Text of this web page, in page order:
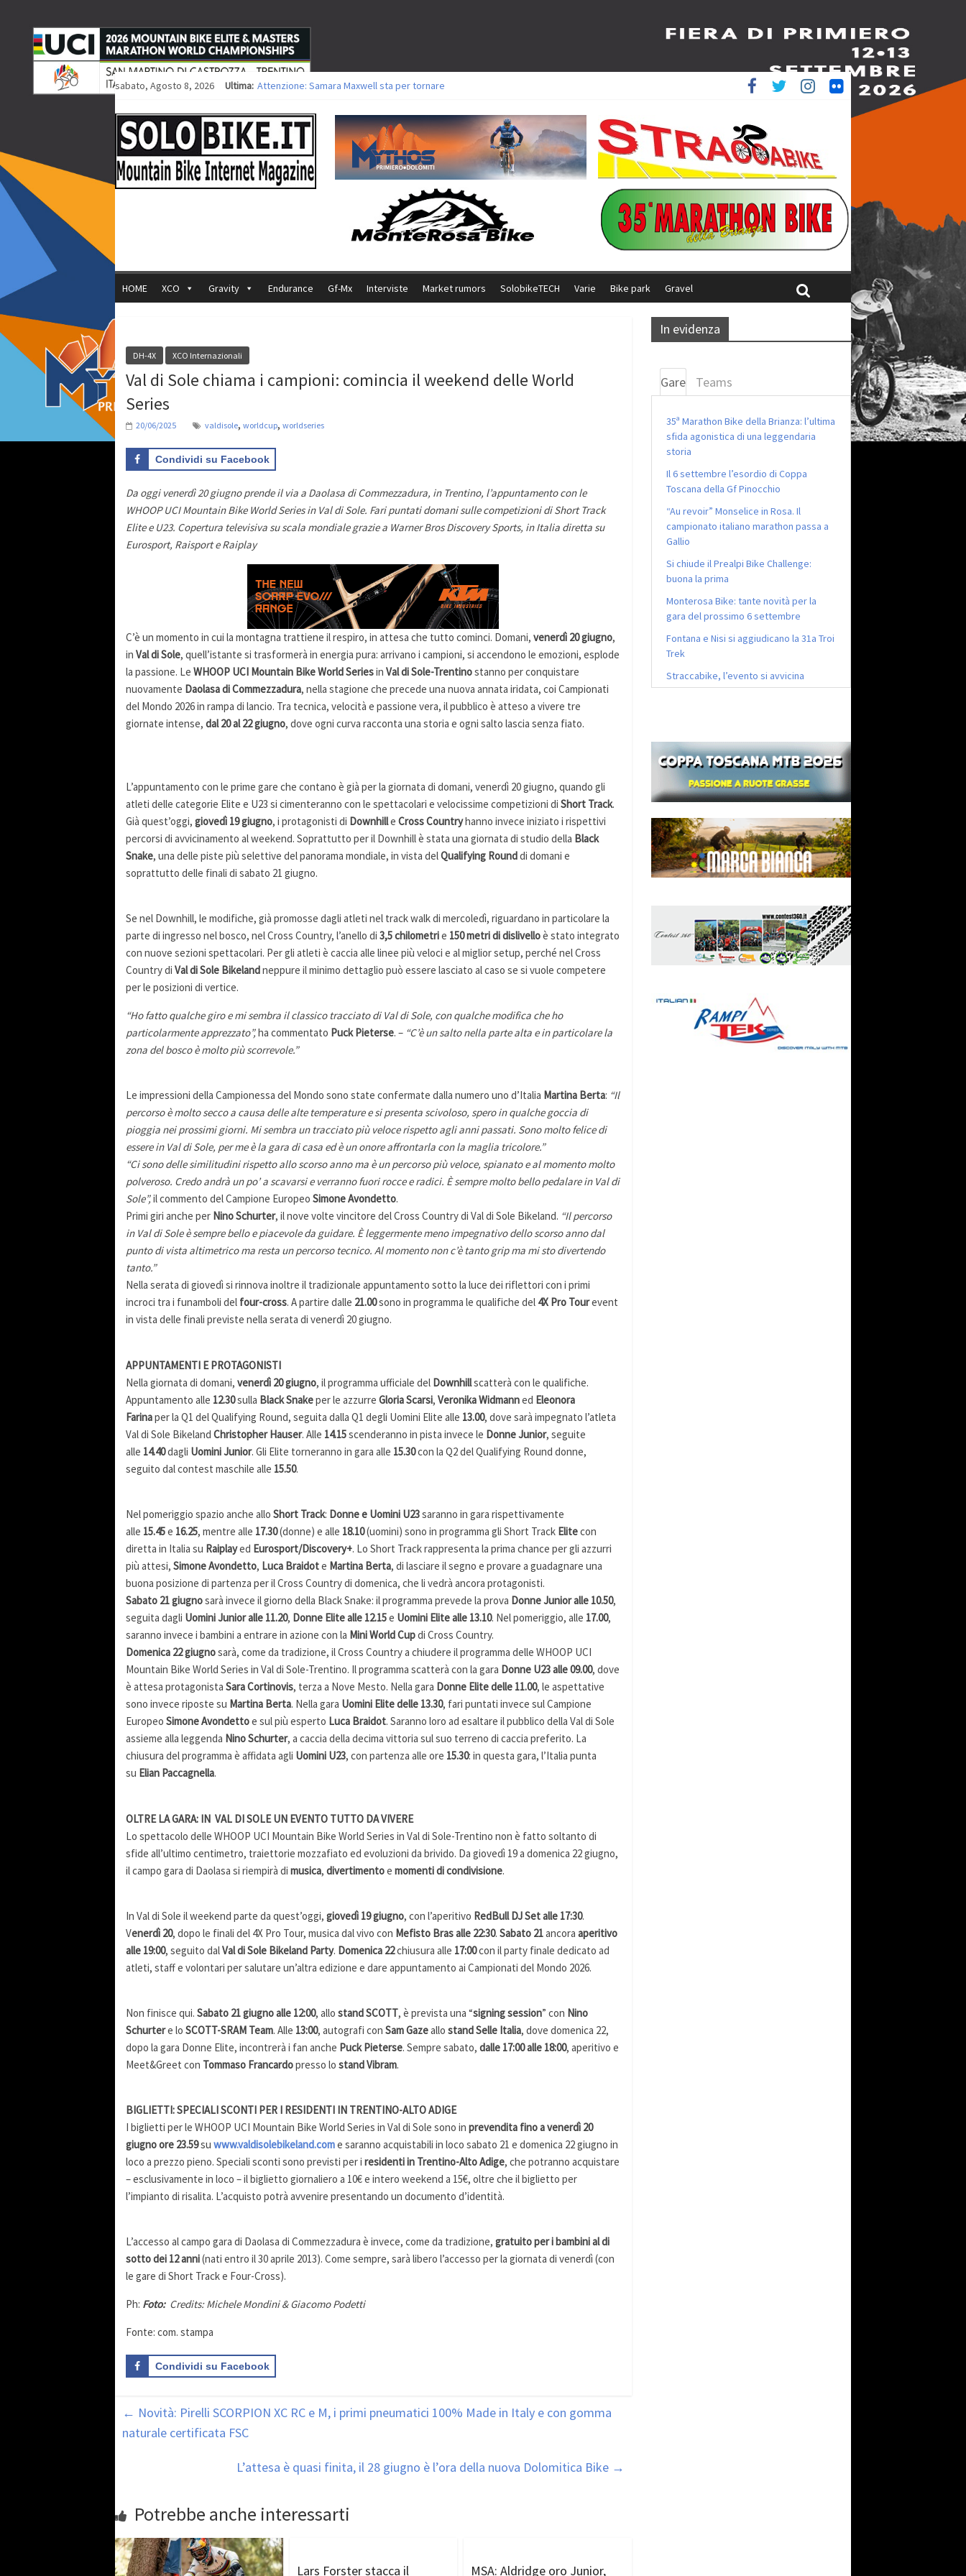
sabato, Agosto 8, 2026 Ultima: Attenzione: Samara Maxwell sta per tornare
Europei XCO: vittorie per Ghibaudo, Grossmann e Gallis. Signorelli 5^ la migliore tra gli italiani
35ª Marathon Bike della Brianza: l’ultima sfida agonistica di una leggendaria storia
Europei MTB: il Team Relay firma il secondo argento azzurro a Monteceneri
HOME XCO Gravity Endurance Gf-Mx Interviste Market rumors SolobikeTECH Varie Bike park Gravel
DH-4X XCO Internazionali
Val di Sole chiama i campioni: comincia il weekend delle World
Series
20/06/2025 valdisole, worldcup, worldseries
Condividi su Facebook
Da oggi venerdì 20 giugno prende il via a Daolasa di Commezzadura, in Trentino, l’appuntamento con le
WHOOP UCI Mountain Bike World Series in Val di Sole. Fari puntati domani sulle competizioni di Short Track
Elite e U23. Copertura televisiva su scala mondiale grazie a Warner Bros Discovery Sports, in Italia diretta su
Eurosport, Raisport e Raiplay
C’è un momento in cui la montagna trattiene il respiro, in attesa che tutto cominci. Domani, venerdì 20 giugno,
in Val di Sole, quell’istante si trasformerà in energia pura: arrivano i campioni, si accendono le emozioni, esplode
la passione. Le WHOOP UCI Mountain Bike World Seriesin Val di Sole-Trentinostanno per conquistare
nuovamente Daolasa di Commezzadura, nella stagione che precede una nuova annata iridata, coi Campionati
del Mondo 2026 in rampa di lancio. Tra tecnica, velocità e passione vera, il pubblico è atteso a vivere tre
giornate intense, dal 20 al 22 giugno, dove ogni curva racconta una storia e ogni salto lascia senza fiato.
L’appuntamento con le prime gare che contano è già per la giornata di domani, venerdì 20 giugno, quando gli
atleti delle categorie Elite e U23 si cimenteranno con le spettacolari e velocissime competizioni di Short Track.
Già quest’oggi, giovedì 19 giugno, i protagonisti di Downhille Cross Countryhanno invece iniziato i rispettivi
percorsi di avvicinamento al weekend. Soprattutto per il Downhill è stata una giornata di studio della Black
Snake, una delle piste più selettive del panorama mondiale, in vista delQualifying Rounddi domani e
soprattutto delle finali di sabato 21 giugno.
Se nel Downhill, le modifiche, già promosse dagli atleti nel track walk di mercoledì, riguardano in particolare la
parte di ingresso nel bosco, nel Cross Country, l’anello di 3,5 chilometrie 150 metri di dislivelloè stato integrato
con nuove sezioni spettacolari. Per gli atleti è caccia alle linee più veloci e al miglior setup, perché nel Cross
Country di Val di Sole Bikelandneppure il minimo dettaglio può essere lasciato al caso se si vuole competere
per le posizioni di vertice.
“Ho fatto qualche giro e mi sembra il classico tracciato di Val di Sole, con qualche modifica che ho
particolarmente apprezzato”,ha commentato Puck Pieterse. – “C’è un salto nella parte alta e in particolare la
zona del bosco è molto più scorrevole.”
Le impressioni della Campionessa del Mondo sono state confermate dalla numero uno d’Italia Martina Berta: “Il
percorso è molto secco a causa delle alte temperature e si presenta scivoloso, spero in qualche goccia di
pioggia nei prossimi giorni. Mi sembra un tracciato più veloce rispetto agli anni passati. Sono molto felice di
essere in Val di Sole, per me è la gara di casa ed è un onore affrontarla con la maglia tricolore.”
“Ci sono delle similitudini rispetto allo scorso anno ma è un percorso più veloce, spianato e al momento molto
polveroso. Credo andrà un po’ a scavarsi e verranno fuori rocce e radici. È sempre molto bello pedalare in Val di
Sole”,il commento del Campione Europeo Simone Avondetto.
Primi giri anche per Nino Schurter, il nove volte vincitore del Cross Country di Val di Sole Bikeland. “Il percorso
in Val di Sole è sempre bello e piacevole da guidare. È leggermente meno impegnativo dello scorso anno dal
punto di vista altimetrico ma resta un percorso tecnico. Al momento non c’è tanto grip ma mi sto divertendo
tanto.”
Nella serata di giovedì si rinnova inoltre il tradizionale appuntamento sotto la luce dei riflettori con i primi
incroci tra i funamboli del four-cross. A partire dalle 21.00sono in programma le qualifiche del 4X Pro Tourevent
in vista delle finali previste nella serata di venerdì 20 giugno.
APPUNTAMENTI E PROTAGONISTI
Nella giornata di domani, venerdì 20 giugno, il programma ufficiale del Downhillscatterà con le qualifiche.
Appuntamento alle 12.30sulla Black Snakeper le azzurre Gloria Scarsi, Veronika Widmanned Eleonora
Farinaper la Q1 del Qualifying Round, seguita dalla Q1 degli Uomini Elite alle 13.00, dove sarà impegnato l’atleta
Val di Sole Bikeland Christopher Hauser. Alle 14.15scenderanno in pista invece le Donne Junior, seguite
alle 14.40dagli Uomini Junior. Gli Elite torneranno in gara alle 15.30con la Q2 del Qualifying Round donne,
seguito dal contest maschile alle 15.50.
Nel pomeriggio spazio anche allo Short Track: Donne e Uomini U23saranno in gara rispettivamente
alle 15.45e 16.25, mentre alle 17.30(donne) e alle 18.10(uomini) sono in programma gli Short Track Elitecon
diretta in Italia su Raiplayed Eurosport/Discovery+. Lo Short Track rappresenta la prima chance per gli azzurri
più attesi, Simone Avondetto, Luca Braidote Martina Berta, di lasciare il segno e provare a guadagnare una
buona posizione di partenza per il Cross Country di domenica, che li vedrà ancora protagonisti.
Sabato 21 giugnosarà invece il giorno della Black Snake: il programma prevede la prova Donne Junior alle 10.50,
seguita dagli Uomini Junior alle 11.20, Donne Elite alle 12.15e Uomini Elite alle 13.10. Nel pomeriggio, alle 17.00,
saranno invece i bambini a entrare in azione con la Mini World Cupdi Cross Country.
Domenica 22 giugnosarà, come da tradizione, il Cross Country a chiudere il programma delle WHOOP UCI
Mountain Bike World Series in Val di Sole-Trentino. Il programma scatterà con la gara Donne U23 alle 09.00, dove
è attesa protagonista Sara Cortinovis, terza a Nove Mesto. Nella gara Donne Elite delle 11.00, le aspettative
sono invece riposte su Martina Berta. Nella gara Uomini Elite delle 13.30, fari puntati invece sul Campione
Europeo Simone Avondettoe sul più esperto Luca Braidot. Saranno loro ad esaltare il pubblico della Val di Sole
assieme alla leggenda Nino Schurter, a caccia della decima vittoria sul suo terreno di caccia preferito. La
chiusura del programma è affidata agli Uomini U23, con partenza alle ore 15.30: in questa gara, l’Italia punta
su Elian Paccagnella.
OLTRE LA GARA: IN VAL DI SOLE UN EVENTO TUTTO DA VIVERE
Lo spettacolo delle WHOOP UCI Mountain Bike World Series in Val di Sole-Trentino non è fatto soltanto di
sfide all’ultimo centimetro, traiettorie mozzafiato ed evoluzioni da brivido. Da giovedì 19 a domenica 22 giugno,
il campo gara di Daolasa si riempirà di musica, divertimentoe momenti di condivisione.
In Val di Sole il weekend parte da quest’oggi, giovedì 19 giugno, con l’aperitivo RedBull DJ Set alle 17:30.
Venerdì 20, dopo le finali del 4X Pro Tour, musica dal vivo con Mefisto Bras alle 22:30. Sabato 21ancora aperitivo
alle 19:00, seguito dalVal di Sole Bikeland Party. Domenica 22chiusura alle 17:00con il party finale dedicato ad
atleti, staff e volontari per salutare un’altra edizione e dare appuntamento ai Campionati del Mondo 2026.
Non finisce qui. Sabato 21 giugno alle 12:00, allo stand SCOTT, è prevista una “signing session” con Nino
Schurtere lo SCOTT-SRAM Team. Alle 13:00, autografi con Sam Gazeallo stand Selle Italia, dove domenica 22,
dopo la gara Donne Elite, incontrerà i fan anche Puck Pieterse. Sempre sabato, dalle 17:00 alle 18:00, aperitivo e
Meet&Greet con Tommaso Francardopresso lo stand Vibram.
BIGLIETTI: SPECIALI SCONTI PER I RESIDENTI IN TRENTINO-ALTO ADIGE
I biglietti per le WHOOP UCI Mountain Bike World Series in Val di Sole sono in prevendita fino a venerdì 20
giugno ore 23.59su www.valdisolebikeland.come saranno acquistabili in loco sabato 21 e domenica 22 giugno in
loco a prezzo pieno. Speciali sconti sono previsti per i residenti in Trentino-Alto Adige, che potranno acquistare
– esclusivamente in loco – il biglietto giornaliero a 10€ e intero weekend a 15€, oltre che il biglietto per
l’impianto di risalita. L’acquisto potrà avvenire presentando un documento d’identità.
L’accesso al campo gara di Daolasa di Commezzadura è invece, come da tradizione, gratuito per i bambini al di
sotto dei 12 anni(nati entro il 30 aprile 2013). Come sempre, sarà libero l’accesso per la giornata di venerdì (con
le gare di Short Track e Four-Cross).
Ph: Foto:Credits: Michele Mondini & Giacomo Podetti
Fonte: com. stampa
Condividi su Facebook
← Novità: Pirelli SCORPION XC RC e M, i primi pneumatici 100% Made in Italy e con gomma
naturale certificata FSC
L’attesa è quasi finita, il 28 giugno è l’ora della nuova Dolomitica Bike →
Potrebbe anche interessarti
Lars Forster stacca il MSA: Aldridge oro Junior,
In evidenza
Gare Teams
35ª Marathon Bike della Brianza: l’ultima
sfida agonistica di una leggendaria
storia
Il 6 settembre l’esordio di Coppa
Toscana della Gf Pinocchio
“Au revoir” Monselice in Rosa. Il
campionato italiano marathon passa a
Gallio
Si chiude il Prealpi Bike Challenge:
buona la prima
Monterosa Bike: tante novità per la
gara del prossimo 6 settembre
Fontana e Nisi si aggiudicano la 31a Troi
Trek
Straccabike, l’evento si avvicina